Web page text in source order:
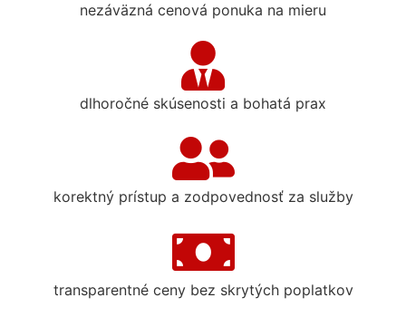
nezáväzná cenová ponuka na mieru
dlhoročné skúsenosti a bohatá prax
korektný prístup a zodpovednosť za služby
transparentné ceny bez skrytých poplatkov